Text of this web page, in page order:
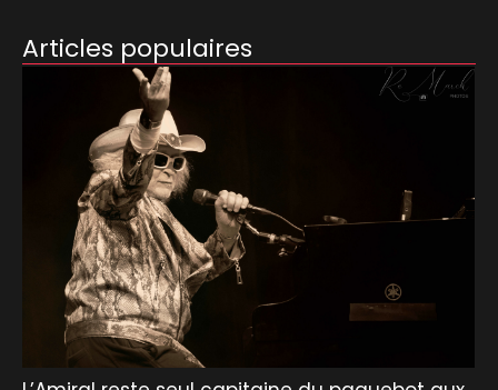
Articles populaires